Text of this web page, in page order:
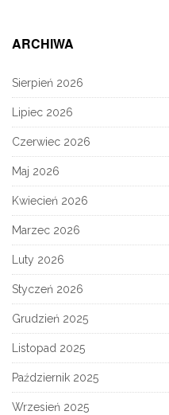
ARCHIWA
Sierpień 2026
Lipiec 2026
Czerwiec 2026
Maj 2026
Kwiecień 2026
Marzec 2026
Luty 2026
Styczeń 2026
Grudzień 2025
Listopad 2025
Październik 2025
Wrzesień 2025